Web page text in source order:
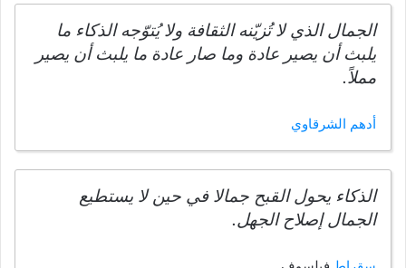
الجمال الذي لا تُزيّنه الثقافة ولا يُتوّجه الذكاء ما
يلبث أن يصير عادة وما صار عادة ما يلبث أن يصير
مملاً.
أدهم الشرقاوي
الذكاء يحول القبح جمالا في حين لا يستطيع
الجمال إصلاح الجهل.